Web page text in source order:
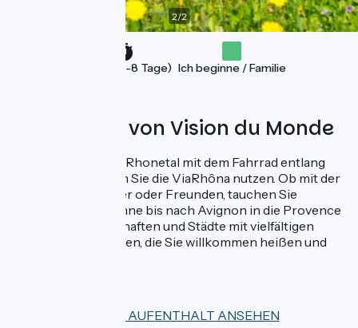
2/2
Ferien (5-8 Tage) Ich beginne / Familie
Angeboten von Vision du Monde
Entdecken Sie das Rhonetal mit dem Fahrrad entlang
des Wassers, indem Sie die ViaRhôna nutzen. Ob mit der
Familie, dem Partner oder Freunden, tauchen Sie
allmählich von Vienne bis nach Avignon in die Provence
ein: Es sind Landschaften und Städte mit vielfältigen
Akzenten und Farben, die Sie willkommen heißen und
DIESEN AUFENTHALT ANSEHEN